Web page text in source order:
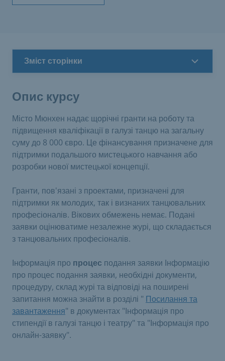
Зміст сторінки
Опис курсу
Місто Мюнхен надає щорічні гранти на роботу та
підвищення кваліфікації в галузі танцю на загальну
суму до 8 000 євро. Це фінансування призначене для
підтримки подальшого мистецького навчання або
розробки нової мистецької концепції.
Гранти, пов'язані з проектами, призначені для
підтримки як молодих, так і визнаних танцювальних
професіоналів. Вікових обмежень немає. Подані
заявки оцінюватиме незалежне журі, що складається
з танцювальних професіоналів.
Інформація про процес подання заявки Інформацію
про процес подання заявки, необхідні документи,
процедуру, склад журі та відповіді на поширені
запитання можна знайти в розділі " Посилання та
завантаження" в документах "Інформація про
стипендії в галузі танцю і театру" та "Інформація про
онлайн-заявку".